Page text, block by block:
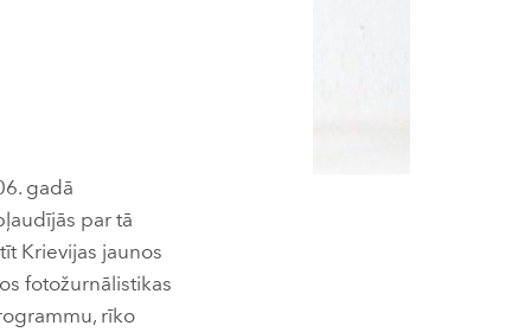
gadā
par tā
Krievijas jaunos
fotožurnālistikas
rīko